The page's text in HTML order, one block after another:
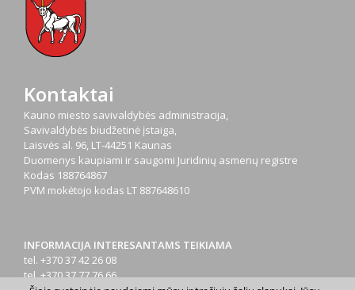
Kontaktai
Kauno miesto savivaldybės administracija,
Savivaldybės biudžetinė įstaiga,
Laisvės al. 96, LT-44251 Kaunas
Duomenys kaupiami ir saugomi Juridinių asmenų registre
Kodas 188764867
PVM mokėtojo kodas LT 887648610
INFORMACIJA INTERESANTAMS TEIKIAMA
tel. +370 37 42 26 08
tel. +370 37 77 76 66